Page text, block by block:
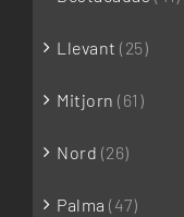
Llevant (25)
Mitjorn (61)
Nord (26)
Palma (47)